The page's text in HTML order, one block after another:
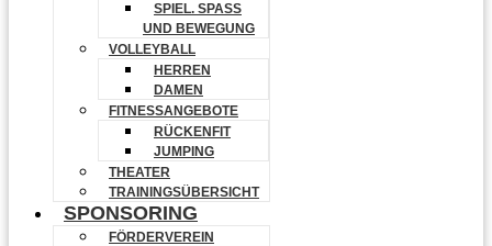
SPIEL. SPASS U
ND BEWEGUNG
VOLLEYBALL
HERREN
DAMEN
FITNESSANGEBOTE
RÜCKENFIT
JUMPING
THEATER
TRAININGSÜBERSICHT
SPONSORING
FÖRDERVEREIN